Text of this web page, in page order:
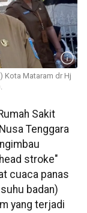
Kota Mataram dr Hj
Sakit
Tenggara
stroke"
cuaca panas
badan)
yang terjadi